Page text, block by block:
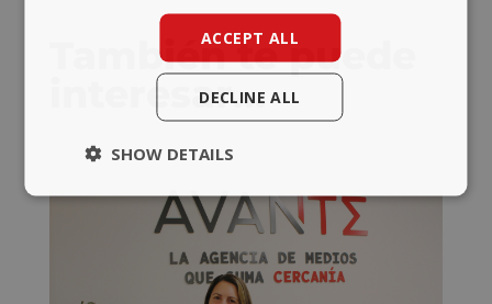
También te puede
interesar…
ACCEPT ALL
DECLINE ALL
SHOW DETAILS